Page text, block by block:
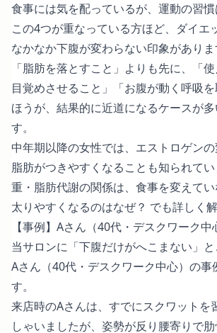
食事には気を配っているが、運動の習
この4つが重なっている方ほど、ダイエ
なかなか下腹が変わらない印象がありま
「脂肪を落とすこと」よりも先に、「
目覚めさせること」「お腹が動く呼吸
ほうが、結果的に近道になるケースが
す。
中年期以降の女性では、エストロゲン
脂肪がつきやすくなることも知られて
重・脂肪代謝の関係は、 食事を変えて
太りやすくなるのはなぜ？ でも詳しく
【事例】Aさん（40代・デスクワーク中
当サロンに「下腹だけがへこまない」
Aさん（40代・デスクワーク中心）の事
す。
来店時のAさんは、すでにスクワットを
しゃいましたが、姿勢が反り腰寄りで